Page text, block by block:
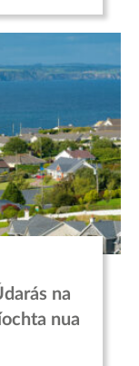
na
nua